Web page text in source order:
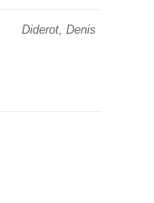
Diderot, Denis